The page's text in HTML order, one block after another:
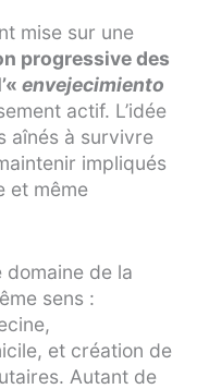
mise sur une
progressive des
envejecimiento
actif. L’idée
aînés à survivre
impliqués
et même
de la
sens :
et création de
Autant de